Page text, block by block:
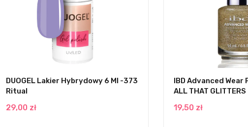
DUOGEL Lakier Hybrydowy 6 Ml -373
Ritual
29,00 zł
IBD Advanced Wear
ALL THAT GLITTERS
19,50 zł